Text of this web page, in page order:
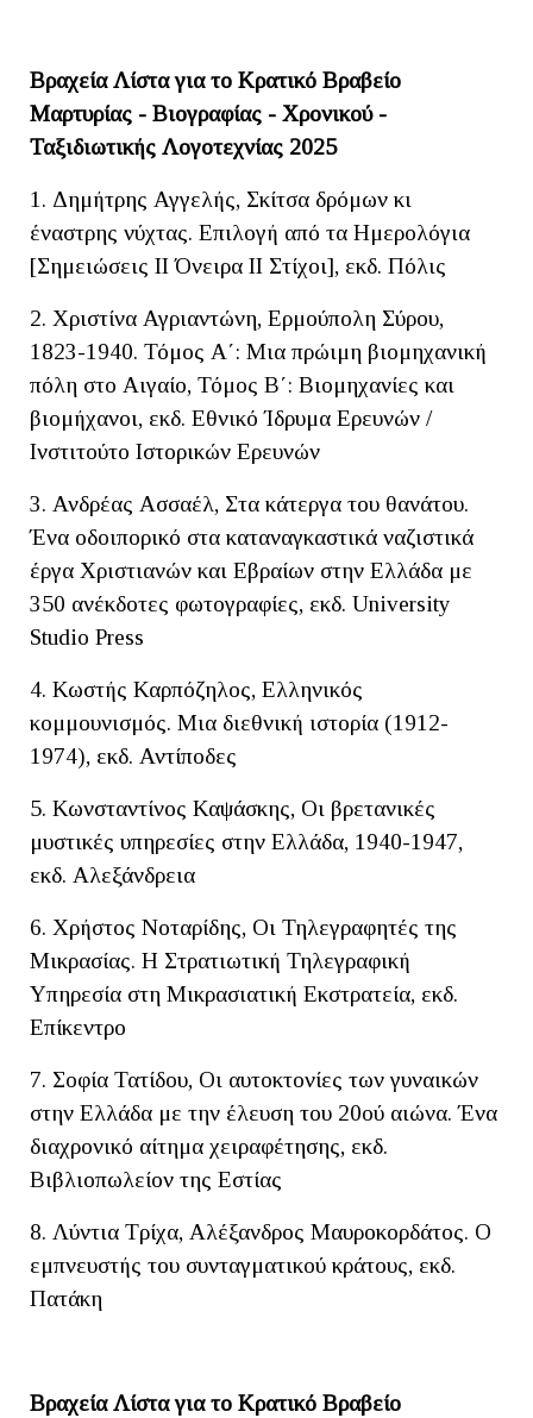
Βραχεία Λίστα για το Κρατικό Βραβείο
Μαρτυρίας - Bιογραφίας - Χρονικού -
Ταξιδιωτικής Λογοτεχνίας 2025
1. Δημήτρης Αγγελής, Σκίτσα δρόμων κι
έναστρης νύχτας. Επιλογή από τα Ημερολόγια
[Σημειώσεις ΙΙ Όνειρα ΙΙ Στίχοι], εκδ. Πόλις
2. Χριστίνα Αγριαντώνη, Ερμούπολη Σύρου,
1823-1940. Τόμος Α΄: Μια πρώιμη βιομηχανική
πόλη στο Αιγαίο, Τόμος Β΄: Βιομηχανίες και
βιομήχανοι, εκδ. Εθνικό Ίδρυμα Ερευνών /
Ινστιτούτο Ιστορικών Ερευνών
3. Ανδρέας Ασσαέλ, Στα κάτεργα του θανάτου.
Ένα οδοιπορικό στα καταναγκαστικά ναζιστικά
έργα Χριστιανών και Εβραίων στην Ελλάδα με
350 ανέκδοτες φωτογραφίες, εκδ. University
Studio Press
4. Κωστής Καρπόζηλος, Ελληνικός
κομμουνισμός. Μια διεθνική ιστορία (1912-
1974), εκδ. Αντίποδες
5. Κωνσταντίνος Καψάσκης, Οι βρετανικές
μυστικές υπηρεσίες στην Ελλάδα, 1940-1947,
εκδ. Αλεξάνδρεια
6. Χρήστος Νοταρίδης, Οι Τηλεγραφητές της
Μικρασίας. Η Στρατιωτική Τηλεγραφική
Υπηρεσία στη Μικρασιατική Εκστρατεία, εκδ.
Επίκεντρο
7. Σοφία Τατίδου, Οι αυτοκτονίες των γυναικών
στην Ελλάδα με την έλευση του 20ού αιώνα. Ένα
διαχρονικό αίτημα χειραφέτησης, εκδ.
Βιβλιοπωλείον της Εστίας
8. Λύντια Τρίχα, Αλέξανδρος Μαυροκορδάτος. Ο
εμπνευστής του συνταγματικού κράτους, εκδ.
Πατάκη
Βραχεία Λίστα για το Κρατικό Βραβείο